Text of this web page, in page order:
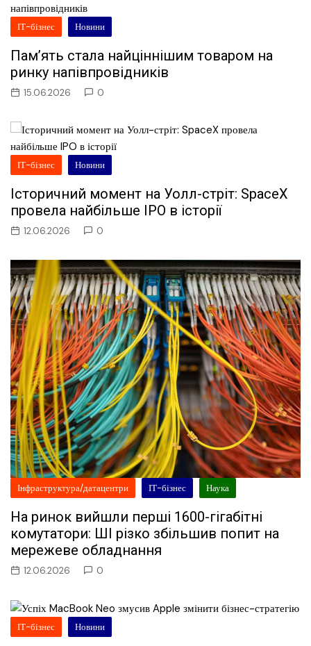
ІТ-бізнес Новини
Пам’ять стала найціннішим товаром на
ринку напівпровідників
15.06.2026 0
ІТ-бізнес Новини
Історичний момент на Уолл-стріт: SpaceX
провела найбільше IPO в історії
12.06.2026 0
Інфраструктура/датацентри ІТ-бізнес Наука
На ринок вийшли перші 1600-гігабітні
комутатори: ШІ різко збільшив попит на
мережеве обладнання
12.06.2026 0
ІТ-бізнес Новини